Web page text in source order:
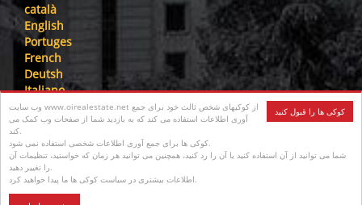
کوکی ها را قبول کنید
وب سایت www.oirealestate.net از کوکیهای شخص ثالث خود برای جمع
آوری اطلاعات استفاده می کند که به بازدید شما از صفحات وب کمک می
کند.
کوکی ها برای جمع آوری اطلاعات شخصی استفاده نمی شود.
شما می توانید از آن استفاده کنید یا آن را رد کنید، همچنین می توانید هر زمان که خواستید، تنظیمات آن
را تغییر دهید.
اطلاعات بیشتری در سیاست کوکی ها ما پیدا خواهید کرد.
català
English
Portuges
French
Deutsh
Italiano
Nederlandse
русский
عرب
فارسی
עִברִית